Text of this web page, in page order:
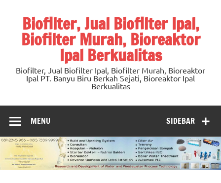
contentBiofilter, Jual Biofilter Ipal,
Biofilter Murah, Bioreaktor
Ipal Berkualitas
Biofilter, Jual Biofilter Ipal, Biofilter Murah, Bioreaktor
Ipal PT. Banyu Biru Berkah Sejati, Bioreaktor Ipal
Berkualitas
SIDEBAR
MENU